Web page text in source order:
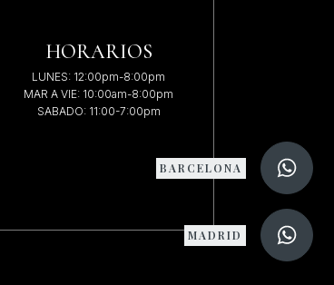
HORARIOS
LUNES: 12:00pm-8:00pm
MAR A VIE: 10:00am-8:00pm
SABADO: 11:00-7:00pm
BARCELONA
MADRID